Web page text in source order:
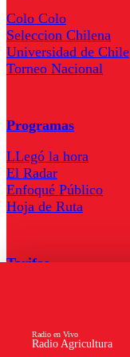
Radio Agricultura
Radio en Vivo
Colo Colo
Seleccion Chilena
Universidad de Chile
Torneo Nacional
Programas
LLegó la hora
El Radar
Enfoqué Público
Hoja de Ruta
Tarifas